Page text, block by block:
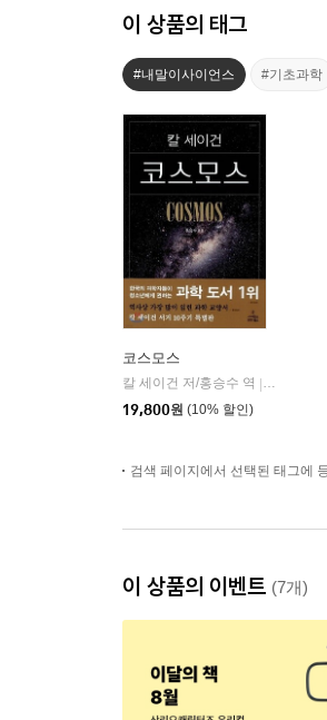
이 상품의 태그
#내말이사이언스 #기초과학
코스모스
칼 세이건 저/홍승수 역
사이언스
19,800원 (10% 할인)
검색 페이지에서 선택된 태그에
이 상품의 이벤트 (7개)